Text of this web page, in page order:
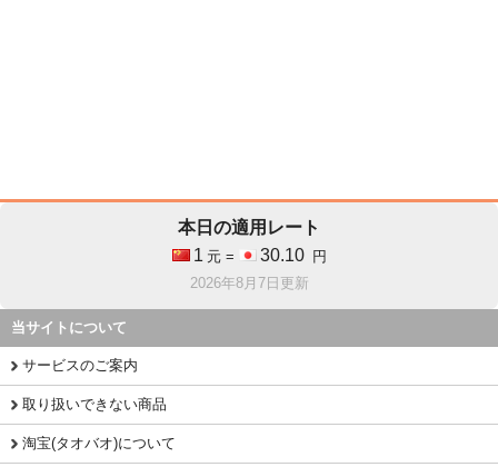
本日の適用レート
1 元 = 30.10
円
2026年8月7日更新
当サイトについて
サービスのご案内
取り扱いできない商品
淘宝(タオバオ)について